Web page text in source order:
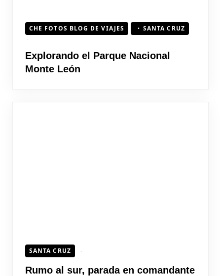
CHE FOTOS BLOG DE VIAJES SANTA CRUZ
Explorando el Parque Nacional
Monte León
SANTA CRUZ
Rumo al sur, parada en comandante